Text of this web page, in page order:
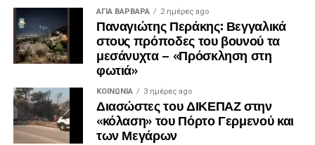
ΑΓΙΑ ΒΑΡΒΑΡΑ 2 ημέρες ago
Παναγιώτης Περάκης: Βεγγαλικά
στους πρόποδες του βουνού τα
μεσάνυχτα – «Πρόσκληση στη
φωτιά»
ΚΟΙΝΩΝΊΑ 3 ημέρες ago
Διασώστες του ΔΙΚΕΠΑΖ στην
«κόλαση» του Πόρτο Γερμενού και
των Μεγάρων